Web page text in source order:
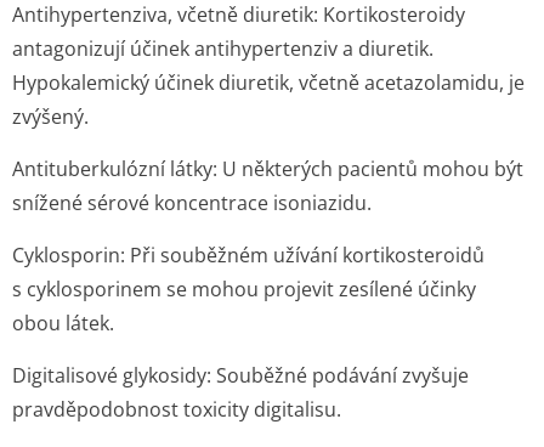
Antihypertenziva, včetně diuretik: Kortikosteroidy
antagonizují účinek antihypertenziv a diuretik.
Hypokalemický účinek diuretik, včetně acetazolamidu, je
zvýšený.
Antituberkulózní látky: U některých pacientů mohou být
snížené sérové koncentrace isoniazidu.
Cyklosporin: Při souběžném užívání kortikosteroidů
s cyklosporinem se mohou projevit zesílené účinky
obou látek.
Digitalisové glykosidy: Souběžné podávání zvyšuje
pravděpodobnost toxicity digitalisu.